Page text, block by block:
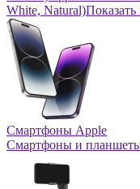
White, Natural)Показать
Смартфоны Apple
Смартфоны и